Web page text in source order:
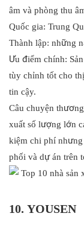
âm và phòng thu
Quốc gia: Trung
Thành lập: những
Ưu điểm chính:
tùy chỉnh tốt cho
tin cậy.
Câu chuyện
xuất số lượng lớn
kiệm chi phí
phối và dự án trên
10. YOUSEN